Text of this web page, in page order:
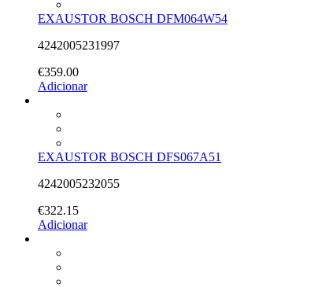
EXAUSTOR BOSCH DFM064W54
4242005231997
€359.00
Adicionar
EXAUSTOR BOSCH DFS067A51
4242005232055
€322.15
Adicionar